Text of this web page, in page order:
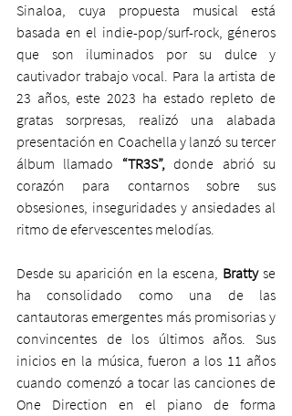
Sinaloa, cuya propuesta musical está
basada en el indie-pop/surf-rock, géneros
que son iluminados por su dulce y
cautivador trabajo vocal. Para la artista de
23 años, este 2023 ha estado repleto de
gratas sorpresas, realizó una alabada
presentación en Coachella y lanzó su tercer
álbum llamado “TR3S”, donde abrió su
corazón para contarnos sobre sus
obsesiones, inseguridades y ansiedades al
ritmo de efervescentes melodías.
Desde su aparición en la escena, Bratty se
ha consolidado como una de las
cantautoras emergentes más promisorias y
convincentes de los últimos años. Sus
inicios en la música, fueron a los 11 años
cuando comenzó a tocar las canciones de
One Direction en el piano de forma